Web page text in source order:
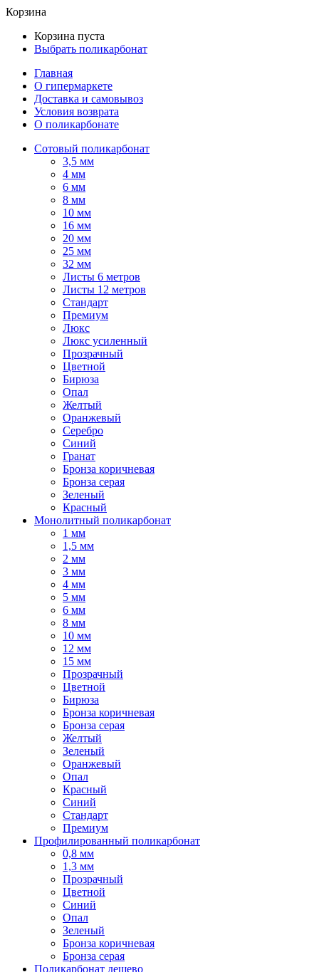
Корзина
Корзина пуста
Выбрать поликарбонат
Главная
О гипермаркете
Доставка и самовывоз
Условия возврата
О поликарбонате
Сотовый поликарбонат
3,5 мм
4 мм
6 мм
8 мм
10 мм
16 мм
20 мм
25 мм
32 мм
Листы 6 метров
Листы 12 метров
Стандарт
Премиум
Люкс
Люкс усиленный
Прозрачный
Цветной
Бирюза
Опал
Желтый
Оранжевый
Серебро
Синий
Гранат
Бронза коричневая
Бронза серая
Зеленый
Красный
Монолитный поликарбонат
1 мм
1,5 мм
2 мм
3 мм
4 мм
5 мм
6 мм
8 мм
10 мм
12 мм
15 мм
Прозрачный
Цветной
Бирюза
Бронза коричневая
Бронза серая
Желтый
Зеленый
Оранжевый
Опал
Красный
Синий
Стандарт
Премиум
Профилированный поликарбонат
0,8 мм
1,3 мм
Прозрачный
Цветной
Синий
Опал
Зеленый
Бронза коричневая
Бронза серая
Поликарбонат дешево